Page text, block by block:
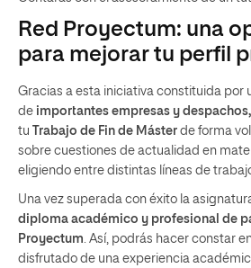
Red Proyectum: una
para mejorar tu perfil
Gracias a esta iniciativa constituida por
de importantes empresas y despachos,
tu Trabajo de Fin de Máster de forma
sobre cuestiones de actualidad en
eligiendo entre distintas líneas de
Una vez superada con éxito la
diploma académico y profesional de
Proyectum. Así, podrás hacer constar
disfrutado de una experiencia